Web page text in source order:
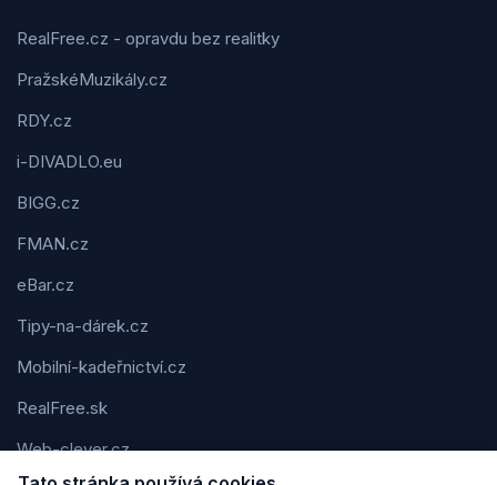
RealFree.cz - opravdu bez realitky
PražskéMuzikály.cz
RDY.cz
i-DIVADLO.eu
BIGG.cz
FMAN.cz
eBar.cz
Tipy-na-dárek.cz
Mobilní-kadeřnictví.cz
RealFree.sk
Web-clever.cz